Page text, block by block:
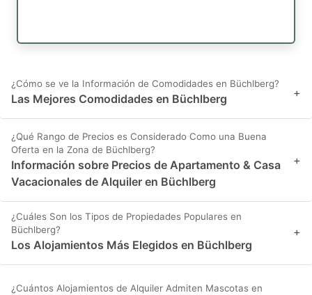
¿Cómo se ve la Información de Comodidades en Büchlberg?
Las Mejores Comodidades en Büchlberg +
¿Qué Rango de Precios es Considerado Como una Buena
Oferta en la Zona de Büchlberg?
Información sobre Precios de Apartamento & Casa
Vacacionales de Alquiler en Büchlberg
+
¿Cuáles Son los Tipos de Propiedades Populares en
Büchlberg?
Los Alojamientos Más Elegidos en Büchlberg
+
¿Cuántos Alojamientos de Alquiler Admiten Mascotas en